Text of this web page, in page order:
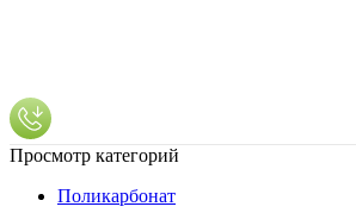
Просмотр категорий
Поликарбонат